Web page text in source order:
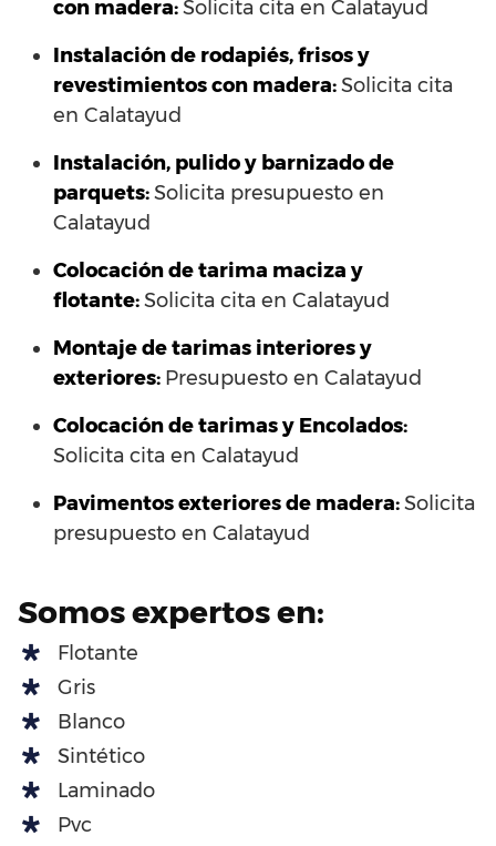
con madera:Solicita cita en Calatayud
Instalación de rodapiés, frisos y
revestimientos con madera:Solicita cita
en Calatayud
Instalación, pulido y barnizado de
parquets:Solicita presupuesto en
Calatayud
Colocación de tarima maciza y
flotante:Solicita cita en Calatayud
Montaje de tarimas interiores y
exteriores: Presupuesto en Calatayud
Colocación de tarimas y Encolados:
Solicita cita en Calatayud
Pavimentos exteriores de madera:Solicita
presupuesto en Calatayud
Somos expertos en:
Flotante
Gris
Blanco
Sintético
Laminado
Pvc